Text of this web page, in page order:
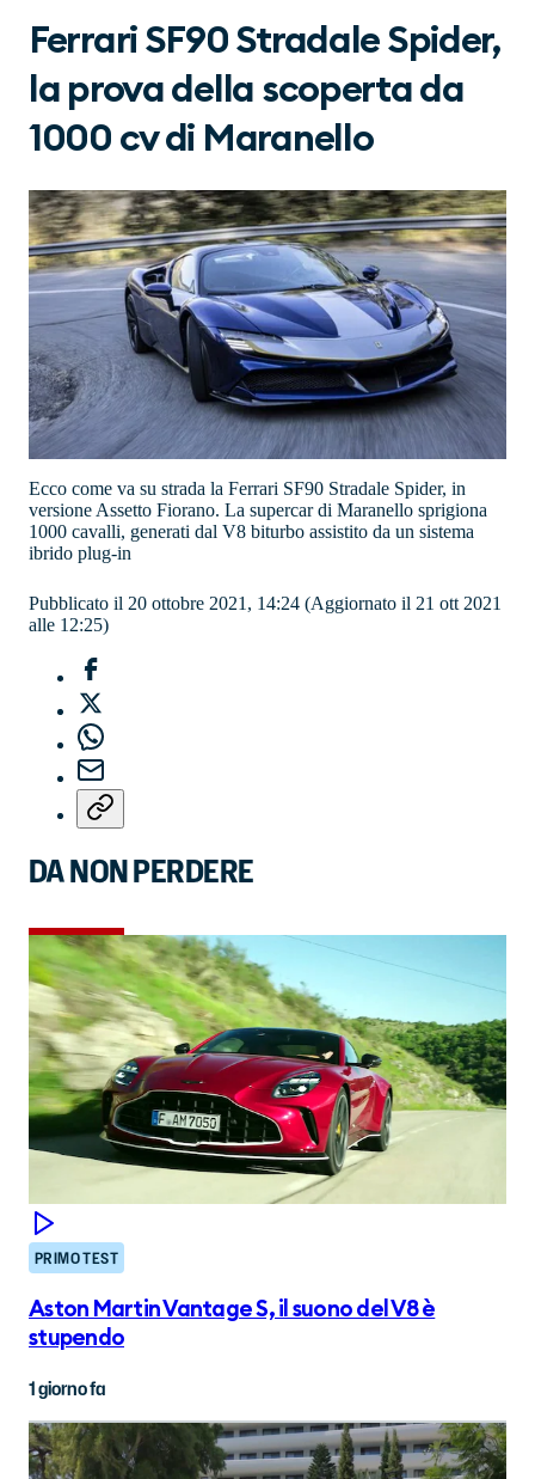
Ferrari SF90 Stradale Spider,
la prova della scoperta da
1000 cv di Maranello
Ecco come va su strada la Ferrari SF90 Stradale Spider, in
versione Assetto Fiorano. La supercar di Maranello sprigiona
1000 cavalli, generati dal V8 biturbo assistito da un sistema
ibrido plug-in
Pubblicato il 20 ottobre 2021, 14:24 (Aggiornato il 21 ott 2021
alle 12:25)
DA NON PERDERE
PRIMO TEST
Aston Martin Vantage S, il suono del V8 è
stupendo
1 giorno fa